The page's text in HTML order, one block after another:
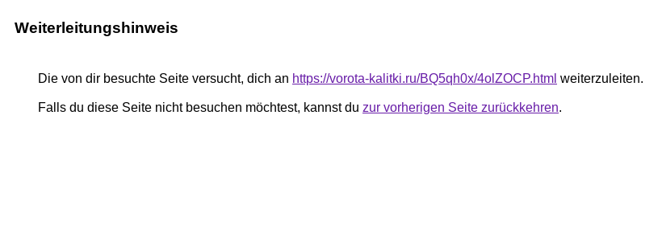
Weiterleitungshinweis
Die von dir besuchte Seite versucht, dich an https://vorota-kalitki.ru/BQ5qh0x/4olZOCP.html weiterzuleiten.
Falls du diese Seite nicht besuchen möchtest, kannst du zur vorherigen Seite zurückkehren.